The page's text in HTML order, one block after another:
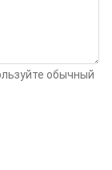
обычный